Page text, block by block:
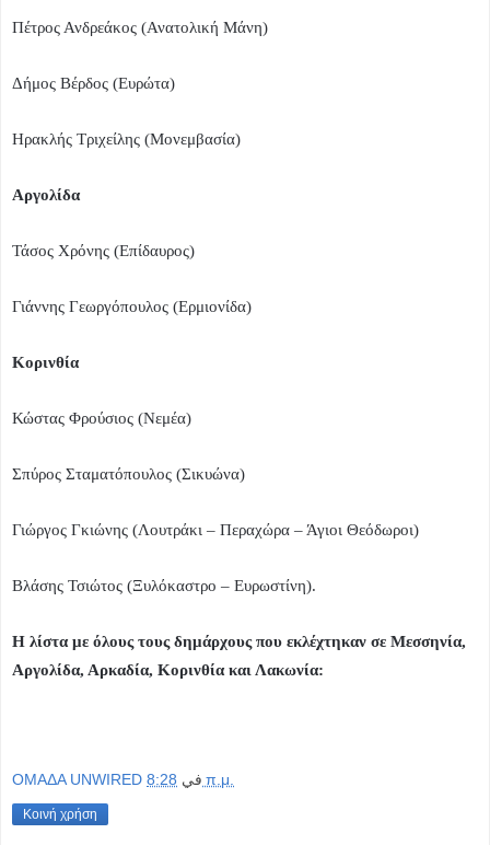
Πέτρος Ανδρεάκος (Ανατολική Μάνη)
Δήμος Βέρδος (Ευρώτα)
Ηρακλής Τριχείλης (Μονεμβασία)
Αργολίδα
Τάσος Χρόνης (Επίδαυρος)
Γιάννης Γεωργόπουλος (Ερμιονίδα)
Κορινθία
Κώστας Φρούσιος (Νεμέα)
Σπύρος Σταματόπουλος (Σικυώνα)
Γιώργος Γκιώνης (Λουτράκι – Περαχώρα – Άγιοι Θεόδωροι)
Βλάσης Τσιώτος (Ξυλόκαστρο – Ευρωστίνη).
Η λίστα με όλους τους δημάρχους που εκλέχτηκαν σε Μεσσηνία,
Αργολίδα, Αρκαδία, Κορινθία και Λακωνία:
OMAΔΑ UNWIRED في 8:28 π.μ.
Κοινή χρήση